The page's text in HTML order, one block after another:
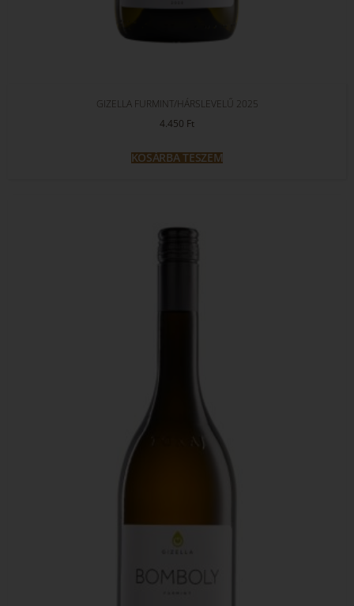
GIZELLA FURMINT/HÁRSLEVELŰ 2025
4.450 Ft
KOSÁRBA TESZEM